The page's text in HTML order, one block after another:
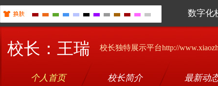
数字化
校长：王瑞 校长独特展示平台http://
个人首页 校长简介 最新动